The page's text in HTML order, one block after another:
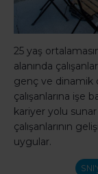
25 yaş
alanında
genç ve dinamik
çalışanlarına işe
kariyer yolu
çalışanlarının
uygular.